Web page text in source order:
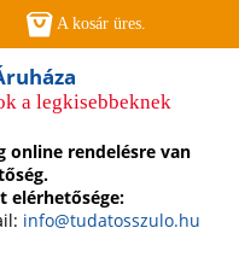
a legkisebbeknek
online rendelésre van
elérhetősége:
info@tudatosszulo.hu
A kosár üres.